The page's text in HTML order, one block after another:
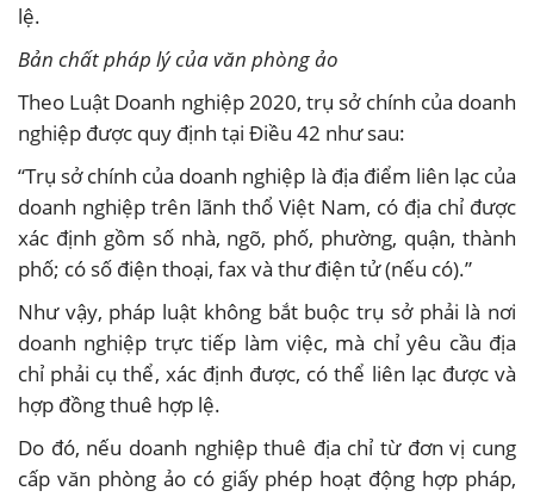
lệ.
Bản chất pháp lý của văn phòng ảo
Theo Luật Doanh nghiệp 2020, trụ sở chính của doanh
nghiệp được quy định tại Điều 42 như sau:
“Trụ sở chính của doanh nghiệp là địa điểm liên lạc của
doanh nghiệp trên lãnh thổ Việt Nam, có địa chỉ được
xác định gồm số nhà, ngõ, phố, phường, quận, thành
phố; có số điện thoại, fax và thư điện tử (nếu có).”
Như vậy, pháp luật không bắt buộc trụ sở phải là nơi
doanh nghiệp trực tiếp làm việc, mà chỉ yêu cầu địa
chỉ phải cụ thể, xác định được, có thể liên lạc được và
hợp đồng thuê hợp lệ.
Do đó, nếu doanh nghiệp thuê địa chỉ từ đơn vị cung
cấp văn phòng ảo có giấy phép hoạt động hợp pháp,